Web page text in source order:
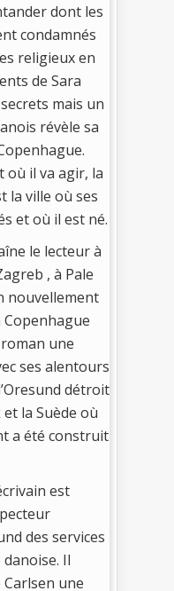
dont les
condamnés
religieux en
de Sara
mais un
révèle sa
où il va agir, la
la ville où ses
et où il est né.
le lecteur à
, à Pale
nouvellement
une
ses alentours
détroit
la Suède où
a été construit
est
des services
Il
une